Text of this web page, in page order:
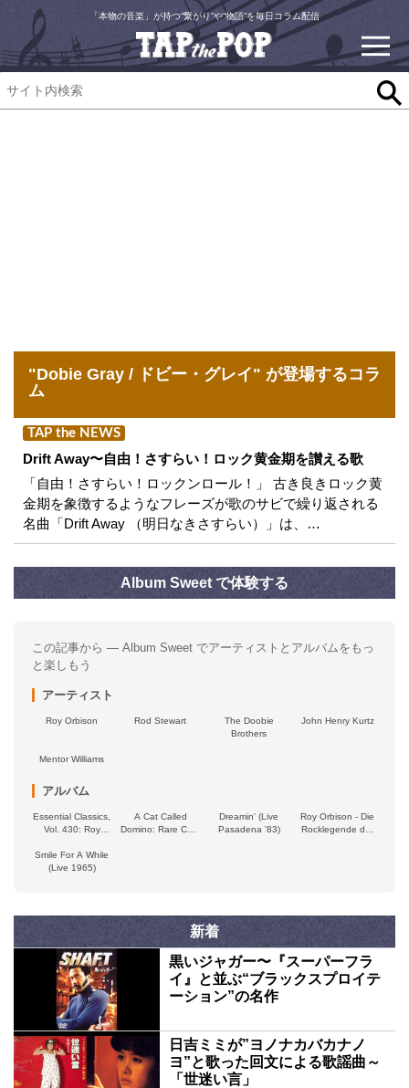
「本物の音楽」が持つ“繋がり”や“物語”を毎日コラム配信
"Dobie Gray / ドビー・グレイ" が登場するコラ
ム
TAP the NEWS
Drift Away〜自由！さすらい！ロック黄金期を讃える歌
「自由！さすらい！ロックンロール！」 古き良きロック黄
金期を象徴するようなフレーズが歌のサビで繰り返される
名曲「Drift Away （明日なきさすらい）」は、…
Album Sweet で体験する
この記事から — Album Sweet でアーティストとアルバムをもっ
と楽しもう
アーティスト
Roy Orbison Rod Stewart
The Doobie
Brothers
John Henry Kurtz
Mentor Williams
アルバム
Essential Classics,
Vol. 430: Roy
A Cat Called
Domino: Rare Cuts
Dreamin' (Live
Pasadena '83)
Roy Orbison - Die
Rocklegende der
Smile For A While
(Live 1965)
新着
黒いジャガー〜『スーパーフラ
イ』と並ぶ“ブラックスプロイテ
ーション”の名作
日吉ミミが”ヨノナカバカナノ
ヨ”と歌った回文による歌謡曲～
「世迷い言」